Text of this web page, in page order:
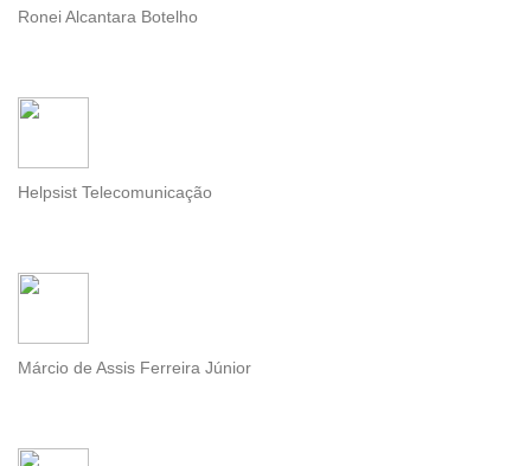
Ronei Alcantara Botelho
Helpsist Telecomunicação
Márcio de Assis Ferreira Júnior